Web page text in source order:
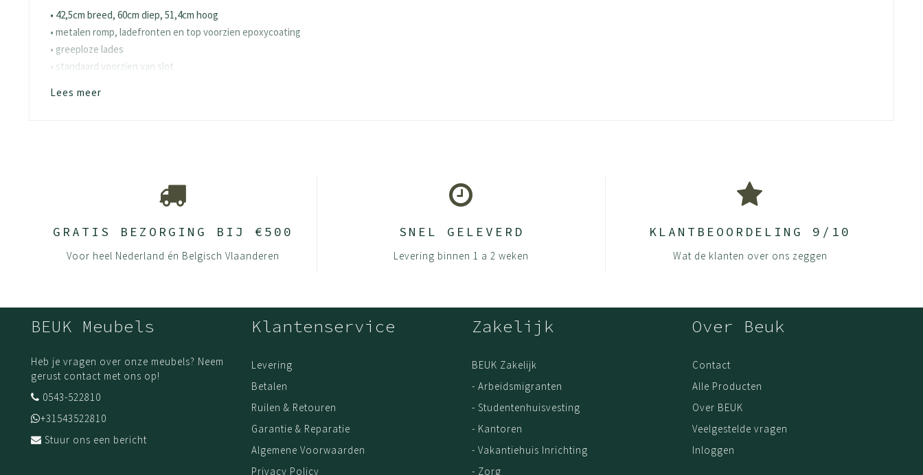
• 42,5cm breed, 60cm diep, 51,4cm hoog
• metalen romp, ladefronten en top voorzien epoxycoating
• greeploze lades
• standaard voorzien van slot
• voorzien van slot met 2 sleutels
• metaalplaat 0,9 mm dik 100% recyclebaar
• Naadloze LaserTec PP-randafwerking
Lees meer
GRATIS BEZORGING BIJ €500
Voor heel Nederland én Belgisch Vlaanderen
SNEL GELEVERD
Levering binnen 1 a 2 weken
KLANTBEOORDELING 9/10
Wat de klanten over ons zeggen
BEUK Meubels
Heb je vragen over onze meubels? Neem
gerust contact met ons op!
0543-522810
+31543522810
Stuur ons een bericht
Klantenservice
Levering
Betalen
Ruilen & Retouren
Garantie & Reparatie
Algemene Voorwaarden
Privacy Policy
Zakelijk
BEUK Zakelijk
- Arbeidsmigranten
- Studentenhuisvesting
- Kantoren
- Vakantiehuis Inrichting
- Zorg
Over Beuk
Contact
Alle Producten
Over BEUK
Veelgestelde vragen
Inloggen